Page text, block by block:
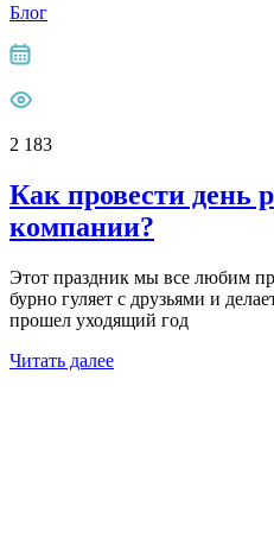
Блог
2 183
Как провести день
компании?
Этот праздник мы все любим
бурно гуляет с друзьями и
прошел уходящий год
Читать далее